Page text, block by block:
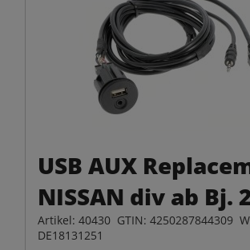
USB AUX
NISSAN div ab Bj.
Artikel: 40430 GTIN: 4250287844309
DE18131251